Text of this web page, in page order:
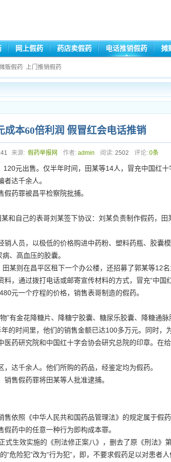
网上假药 药店卖假药 电话推销假药 摊
贩假药 上门推销假药
成本60倍利润 假冒红会电话推销
来源: 假药举报网 作者: admin 阅读: 2502 评论: 0条
元出售。仅半年时间，田某等14人，冒充中国红十
达千余人。
药罪被昌平检察院批捕。
自己的表哥刘某签下协议：刘某负责制作假药，田
人员，以极低的价格购进中药粉、塑料药瓶、胶囊
、高血压的胶囊。
某则在昌平区租下一个办公楼，还招募了郭某等12
，通过拨打电话或邮寄宣传材料的方式，冒充“中国红
元一个疗程的价格，销售表哥制造的假药。
有金花降糖片、降糖宁胶囊、糖尿乐胶囊、降糖通脉
的时间里，他们的销售金额已达100多万元。同时，
医药研究院和中国红十字会协会研究总院的印章。在
达千余人。他们所购的药品，经鉴定均为假药。
售假药罪将田某等人批准逮捕。
依照《中华人民共和国药品管理法》的规定属于假
药中的任意一种行为即构成本罪。
生效实施的《刑法修正案八》，删去了原《刑法》
“危险犯”改为“行为犯”，即，不要求假药足以对患者